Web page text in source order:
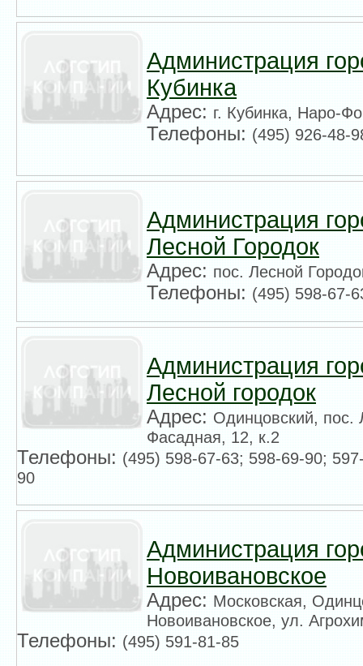
Администрация
Кубинка
Адрес:г. Кубинка, Наро-
Телефоны:(495) 926-48-
Администрация
Лесной Городок
Адрес:пос. Лесной
Телефоны:(495) 598-67-
Администрация
Лесной городок
Адрес:Одинцовский, пос.
Фасадная, 12, к.2
Телефоны:(495) 598-67-63; 598-69-90;
90
Администрация
Новоивановское
Адрес:Московская,
Новоивановское, ул.
Телефоны:(495) 591-81-85